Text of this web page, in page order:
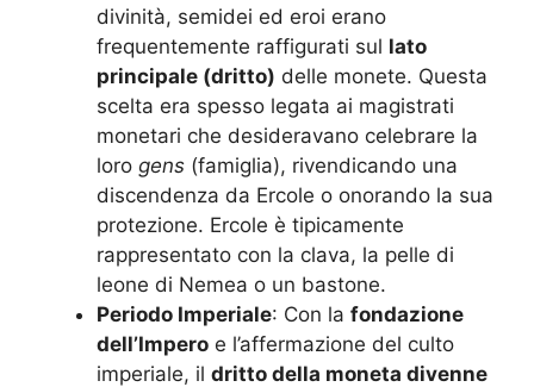
divinità, semidei ed eroi erano
frequentemente raffigurati sul lato
principale (dritto) delle monete. Questa
scelta era spesso legata ai magistrati
monetari che desideravano celebrare la
loro gens (famiglia), rivendicando una
discendenza da Ercole o onorando la sua
protezione. Ercole è tipicamente
rappresentato con la clava, la pelle di
leone di Nemea o un bastone.
Periodo Imperiale: Con la fondazione
dell’Impero e l’affermazione del culto
imperiale, il dritto della moneta divenne